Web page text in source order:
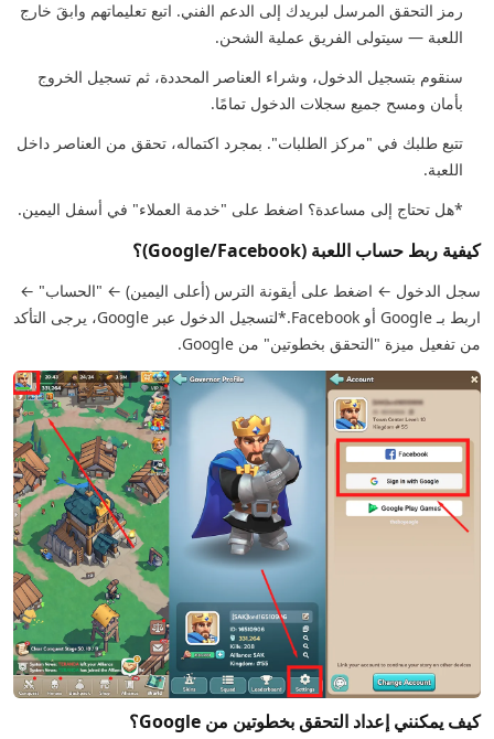
رمز التحقق المرسل لبريدك إلى الدعم الفني. اتبع تعليماتهم وابقَ خارج
اللعبة — سيتولى الفريق عملية الشحن.
سنقوم بتسجيل الدخول، وشراء العناصر المحددة، ثم تسجيل الخروج
بأمان ومسح جميع سجلات الدخول تمامًا.
تتبع طلبك في "مركز الطلبات". بمجرد اكتماله، تحقق من العناصر داخل
اللعبة.
*هل تحتاج إلى مساعدة؟ اضغط على "خدمة العملاء" في أسفل اليمين.
كيفية ربط حساب اللعبة (Google/Facebook)؟
سجل الدخول ← اضغط على أيقونة الترس (أعلى اليمين) ← "الحساب" ←
اربط بـ Google أو Facebook.
*لتسجيل الدخول عبر Google، يرجى التأكد
من تفعيل ميزة "التحقق بخطوتين" من Google.
كيف يمكنني إعداد التحقق بخطوتين من Google؟